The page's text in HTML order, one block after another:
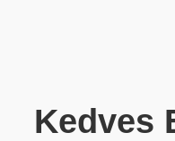
Kedves